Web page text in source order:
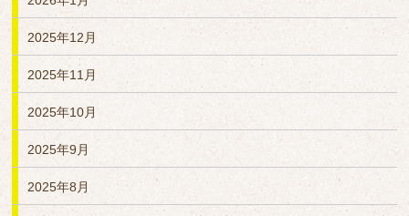
2025年12月
2025年11月
2025年10月
2025年9月
2025年8月